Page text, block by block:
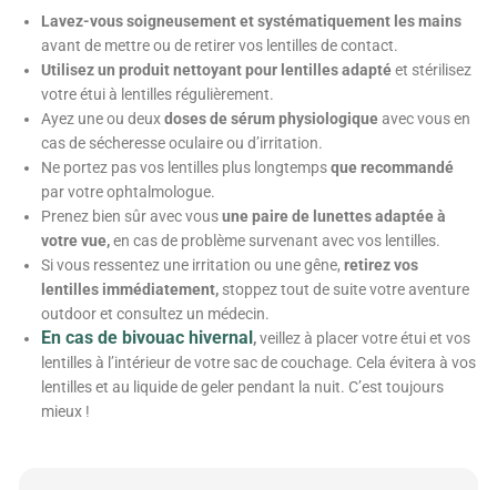
Lavez-vous soigneusement et systématiquement les mains
avant de mettre ou de retirer vos lentilles de contact.
Utilisez un produit nettoyant pour lentilles adaptéet stérilisez
votre étui à lentilles régulièrement.
Ayez une ou deuxdoses de sérum physiologiqueavec vous en
cas de sécheresse oculaire ou d’irritation.
Ne portez pas vos lentilles plus longtempsque recommandé
par votre ophtalmologue.
Prenez bien sûr avec vousune paire de lunettes adaptée à
votre vue,en cas de problème survenant avec vos lentilles.
Si vous ressentez une irritation ou une gêne,retirez vos
lentilles immédiatement, stoppez tout de suite votre aventure
outdoor et consultez un médecin.
En cas de bivouac hivernal,veillez à placer votre étui et vos
lentilles à l’intérieur de votre sac de couchage. Cela évitera à vos
lentilles et au liquide de geler pendant la nuit. C’est toujours
mieux !